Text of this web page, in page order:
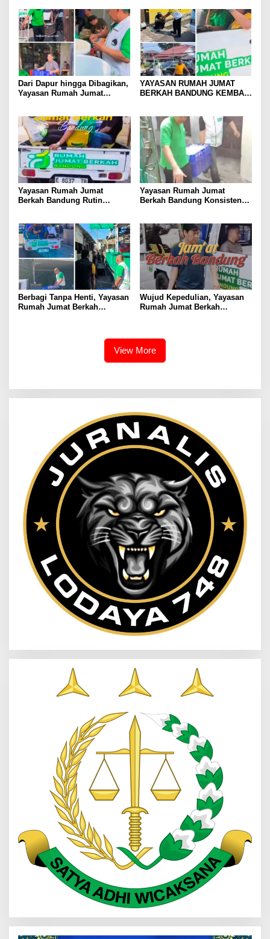
Dari Dapur hingga Dibagikan,
Yayasan Rumah Jumat
YAYASAN RUMAH JUMAT
BERKAH BANDUNG KEMBALI
MASJID DAN MASYARAKAT
DI JALANAN
Yayasan Rumah Jumat
Berkah Bandung Rutin
Jalanan
Yayasan Rumah Jumat
Berkah Bandung Konsisten
Berikan Apresiasi
Berbagi Tanpa Henti, Yayasan
Rumah Jumat Berkah
Wujud Kepedulian, Yayasan
Rumah Jumat Berkah
View More